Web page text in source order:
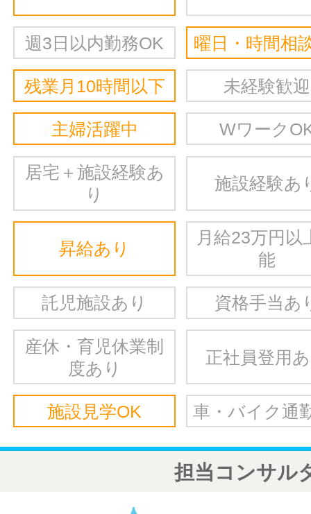
週3日以内勤務OK 曜日・時間相
残業月10時間以下 未経験歓迎
主婦活躍中 Wワーク
居宅＋施設経験あ
り
施設経験あ
昇給あり
月給23万円以
能
託児施設あり 資格手当あ
産休・育児休業制
度あり
正社員登用
施設見学OK 車・バイク通
担当コンサル